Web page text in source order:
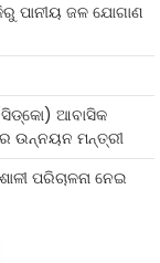
ପାନୀୟ ଜଳ ଯୋଗାଣ
ଆବାସିକ
ଉନ୍ନୟନ ମନ୍ତ୍ରୀ
ପରିଚାଳନା ନେଇ